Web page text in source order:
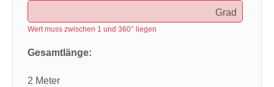
Grad
Wert muss zwischen 1 und 360° liegen
Gesamtlänge:
2 Meter